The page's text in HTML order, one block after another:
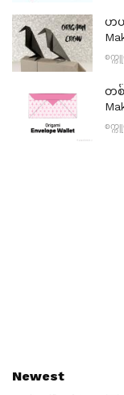
ဟယ်
စက္
တ
စက္
Newest